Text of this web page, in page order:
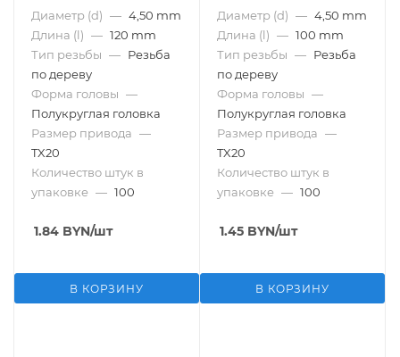
Диаметр (d) — 4,50 mm
Длина (l) — 120 mm
Тип резьбы — Резьба
по дереву
Форма головы —
Полукруглая головка
Размер привода —
TX20
Количество штук в
упаковке — 100
1.84 BYN/шт
В КОРЗИНУ
Диаметр (d) — 4,50 mm
Длина (l) — 100 mm
Тип резьбы — Резьба
по дереву
Форма головы —
Полукруглая головка
Размер привода —
TX20
Количество штук в
упаковке — 100
1.45 BYN/шт
В КОРЗИНУ